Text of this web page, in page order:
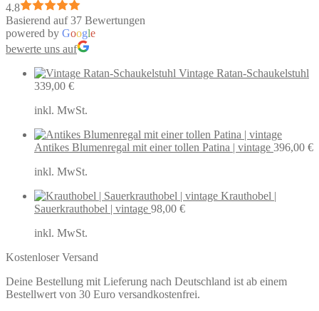
4.8
Basierend auf 37 Bewertungen
powered by Google
bewerte uns auf
Vintage Ratan-Schaukelstuhl
339,00 €
inkl. MwSt.
Antikes Blumenregal mit einer tollen Patina | vintage 396,00 €
inkl. MwSt.
Krauthobel |
Sauerkrauthobel | vintage 98,00 €
inkl. MwSt.
Kostenloser Versand
Deine Bestellung mit Lieferung nach Deutschland ist ab einem
Bestellwert von 30 Euro versandkostenfrei.